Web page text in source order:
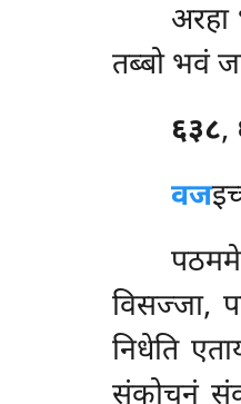
तब्बो भवं
६३८,
वज
विसज्जा,
निधेति